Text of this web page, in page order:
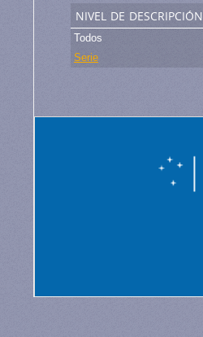
nivel de descripción
Todos
Serie